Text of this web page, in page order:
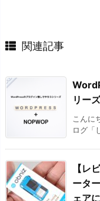
関連記事
リー
こんに
ログ「
【レ
ータ
ェア